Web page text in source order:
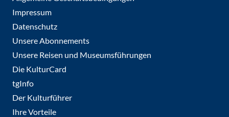
Impressum
Datenschutz
Unsere Abonnements
Unsere Reisen und Museumsführungen
Die KulturCard
tgInfo
Der Kulturführer
Ihre Vorteile